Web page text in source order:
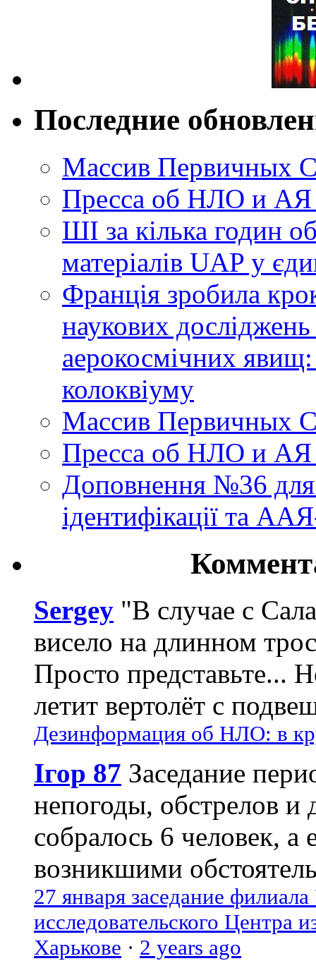
Последние
Массив Первичных
Пресса об НЛО и
ШІ за кілька годин
матеріалів UAP у
Франція зробила
наукових
аерокосмічних
колоквіуму
Массив Первичных
Пресса об НЛО и
Доповнення №36
ідентифікації та
Sergey "В случае с
висело на длинном
Просто представьте...
летит вертолёт с
Дезинформация об НЛО: в
Ігор 87 Заседание
непогоды, обстрелов и
собралось 6 человек, а
возникшими
27 января заседание
исследовательского Центра
Харькове · 2 years ago